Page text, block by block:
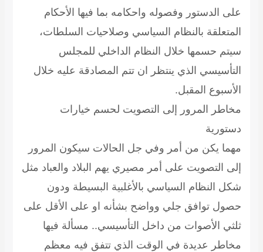
على الدستور وفصوله واحكامه بما فيها الأحكام
المتعلقة بالنظام السياسي وصلاحيات السلطات،
سيتم حسمها خلال النظام الداخلي للمجلس
التأسيسي الذي ينتظر ان تتم المصادقة عليه خلال
الأسبوع المقبل.
مخاطر المرور إلى التصويت لحسم خيارات
دستورية
مهما يكن من أمر وفي جل الحالات سيكون المرور
إلى التصويت على أمر مصيري يهم البلاد والعباد مثل
شكل النظام السياسي بالأغلبية البسيطة ودون
حصول توافق جلي وواضح بشأنه او على الأقل على
ثلثي الأصوات من داخل التأسيسي.. مسألة فيها
مخاطر عديدة في الوقت الذي تتفق فيه معظم